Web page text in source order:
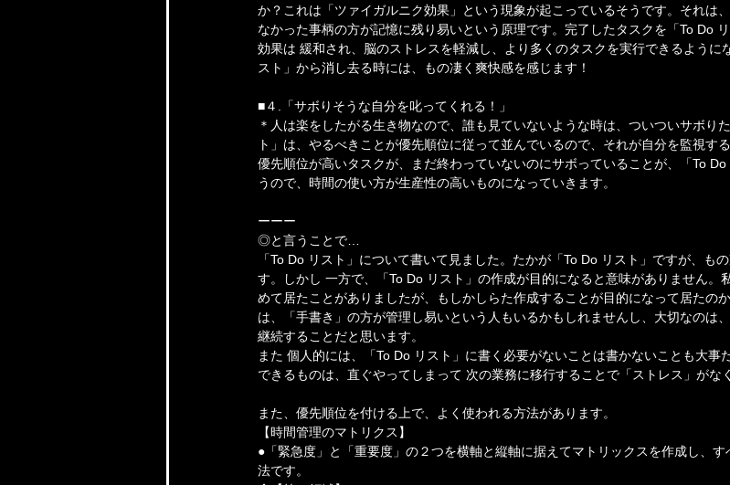
か？これは「ツァイガルニク効果」という現象が起こっているそうです。それは
なかった事柄の方が記憶に残り易いという原理です。完了したタスクを「To Do
効果は 緩和され、脳のストレスを軽減し、より多くのタスクを実行できるように
スト」から消し去る時には、もの凄く爽快感を感じます！
■４.「サボりそうな自分を叱ってくれる！」
＊人は楽をしたがる生き物なので、誰も見ていないような時は、ついついサボり
ト」は、やるべきことが優先順位に従って並んでいるので、それが自分を監視す
優先順位が高いタスクが、まだ終わっていないのにサボっていることが、「To
うので、時間の使い方が生産性の高いものになっていきます。
ーーー
◎と言うことで…
「To Do リスト」について書いて見ました。たかが「To Do リスト」ですが、も
す。しかし 一方で、「To Do リスト」の作成が目的になると意味がありません。
めて居たことがありましたが、もしかしらた作成することが目的になって居たの
は、「手書き」の方が管理し易いという人もいるかもしれませんし、大切なのは
継続することだと思います。
また 個人的には、「To Do リスト」に書く必要がないことは書かないことも大事
できるものは、直ぐやってしまって 次の業務に移行することで「ストレス」がな
また、優先順位を付ける上で、よく使われる方法があります。
【時間管理のマトリクス】
●「緊急度」と「重要度」の２つを横軸と縦軸に据えてマトリックスを作成し、
法です。